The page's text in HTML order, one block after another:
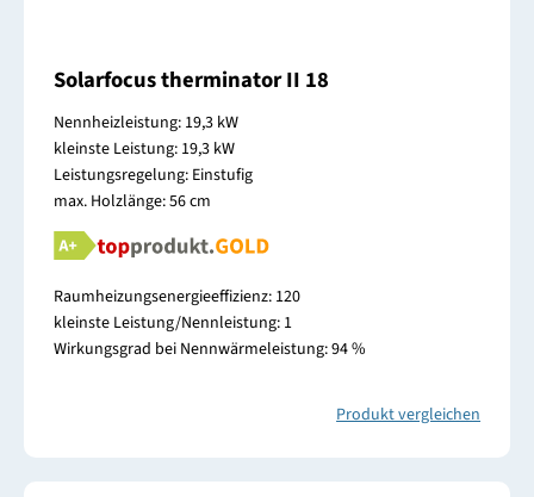
Solarfocus therminator II 18
Nennheizleistung: 19,3 kW
kleinste Leistung: 19,3 kW
Leistungsregelung: Einstufig
max. Holzlänge: 56 cm
Raumheizungsenergieeffizienz: 120
kleinste Leistung/Nennleistung: 1
Wirkungsgrad bei Nennwärmeleistung: 94 %
Produkt vergleichen